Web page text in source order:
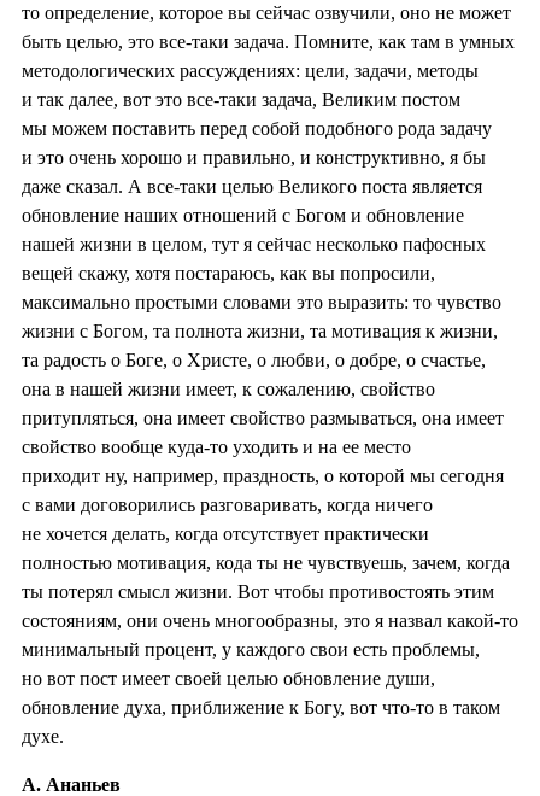
то определение, которое вы сейчас озвучили, оно не может
быть целью, это все-таки задача. Помните, как там в умных
методологических рассуждениях: цели, задачи, методы
и так далее, вот это все-таки задача, Великим постом
мы можем поставить перед собой подобного рода задачу
и это очень хорошо и правильно, и конструктивно, я бы
даже сказал. А все-таки целью Великого поста является
обновление наших отношений с Богом и обновление
нашей жизни в целом, тут я сейчас несколько пафосных
вещей скажу, хотя постараюсь, как вы попросили,
максимально простыми словами это выразить: то чувство
жизни с Богом, та полнота жизни, та мотивация к жизни,
та радость о Боге, о Христе, о любви, о добре, о счастье,
она в нашей жизни имеет, к сожалению, свойство
притупляться, она имеет свойство размываться, она имеет
свойство вообще куда-то уходить и на ее место
приходит ну, например, праздность, о которой мы сегодня
с вами договорились разговаривать, когда ничего
не хочется делать, когда отсутствует практически
полностью мотивация, кода ты не чувствуешь, зачем, когда
ты потерял смысл жизни. Вот чтобы противостоять этим
состояниям, они очень многообразны, это я назвал какой-то
минимальный процент, у каждого свои есть проблемы,
но вот пост имеет своей целью обновление души,
обновление духа, приближение к Богу, вот что-то в таком
духе.
А. Ананьев